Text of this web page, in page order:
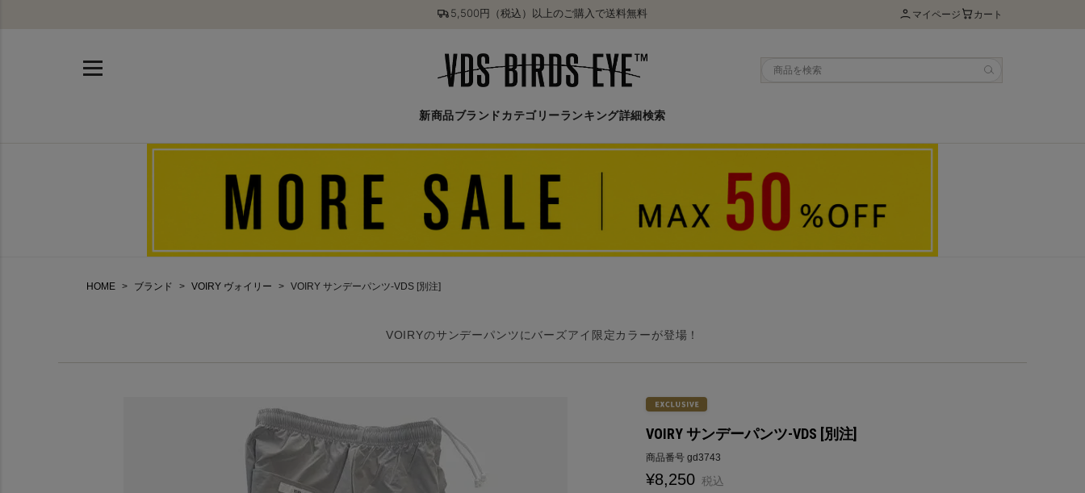
5,500円（税込）以上のご購入で送料無料 マイページ カート
新商品ブランド カテゴリーランキング詳細検索
HOME ブランド VOIRY ヴォイリー VOIRY サンデーパンツ-VDS [別注]
VOIRYのサンデーパンツにバーズアイ限定カラーが登場！
VOIRY サンデーパンツ-VDS [別注]
商品番号 gd3743
¥8,250 税込